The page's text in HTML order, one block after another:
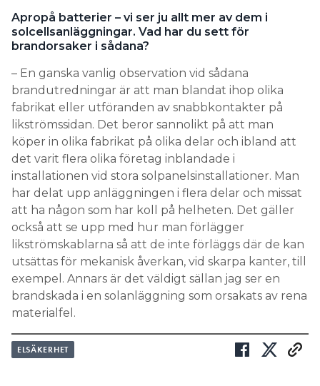
Apropå batterier – vi ser ju allt mer av dem i
solcellsanläggningar. Vad har du sett för
brandorsaker i sådana?
– En ganska vanlig observation vid sådana
brandutredningar är att man blandat ihop olika
fabrikat eller utföranden av snabbkontakter på
likströmssidan. Det beror sannolikt på att man
köper in olika fabrikat på olika delar och ibland att
det varit flera olika företag inblandade i
installationen vid stora solpanelsinstallationer. Man
har delat upp anläggningen i flera delar och missat
att ha någon som har koll på helheten. Det gäller
också att se upp med hur man förlägger
likströmskablarna så att de inte förläggs där de kan
utsättas för mekanisk åverkan, vid skarpa kanter, till
exempel. Annars är det väldigt sällan jag ser en
brandskada i en solanläggning som orsakats av rena
materialfel.
ELSÄKERHET